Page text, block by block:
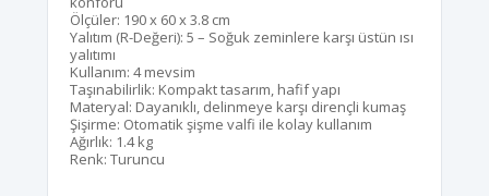
Ölçüler: 190 x 60 x 3.8 cm
Yalıtım (R-Değeri): 5 – Soğuk zeminlere karşı üstün ısı
yalıtımı
Kullanım: 4 mevsim
Taşınabilirlik: Kompakt tasarım, hafif yapı
Materyal: Dayanıklı, delinmeye karşı dirençli kumaş
Şişirme: Otomatik şişme valfi ile kolay kullanım
Ağırlık: 1.4 kg
Renk: Turuncu